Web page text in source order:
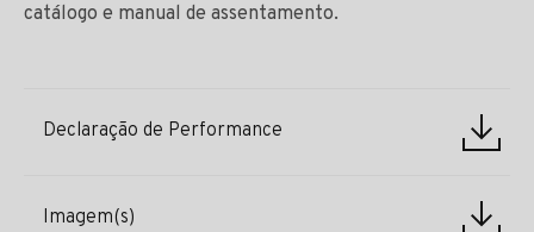
catálogo e manual de assentamento.
Declaração de Performance
Imagem(s)